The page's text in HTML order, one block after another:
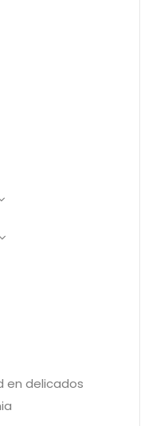
en delicados